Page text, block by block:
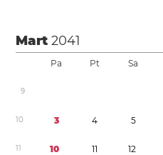
Mart2041
Pa Pt Sa
9
10 3 4 5
11 10 11 12